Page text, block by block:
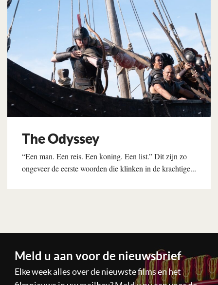
The Odyssey
“Een man. Een reis. Een koning. Een list.” Dit zijn zo
ongeveer de eerste woorden die klinken in de krachtige...
Meld u aan voor de nieuwsbrief
Elke week alles over de nieuwste films en het